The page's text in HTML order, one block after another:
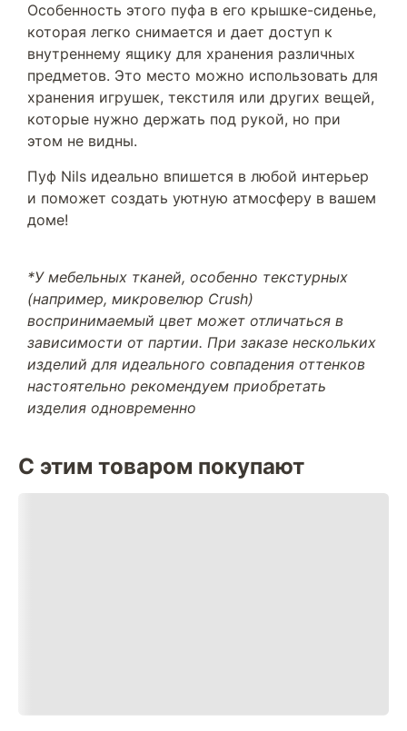
Особенность этого пуфа в его крышке-сиденье,
которая легко снимается и дает доступ к
внутреннему ящику для хранения различных
предметов. Это место можно использовать для
хранения игрушек, текстиля или других вещей,
которые нужно держать под рукой, но при
этом не видны.
Пуф Nils идеально впишется в любой интерьер
и поможет создать уютную атмосферу в вашем
доме!
*У мебельных тканей, особенно текстурных
(например, микровелюр Crush)
воспринимаемый цвет может отличаться в
зависимости от партии. При заказе нескольких
изделий для идеального совпадения оттенков
настоятельно рекомендуем приобретать
изделия одновременно
С этим товаром покупают